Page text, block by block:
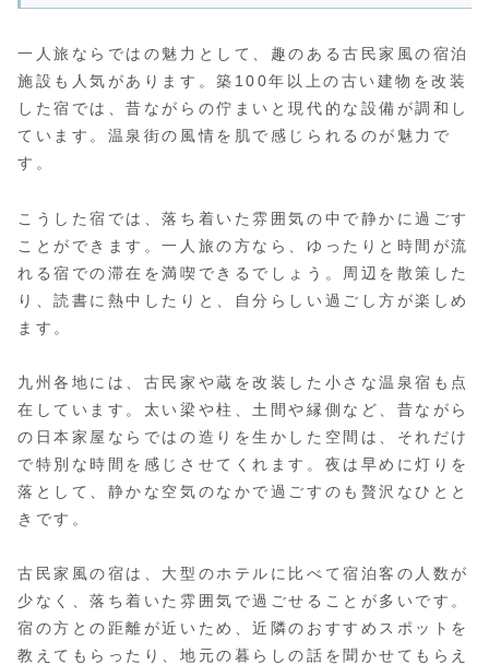
一人旅ならではの魅力として、趣のある古民家風の宿泊
施設も人気があります。築100年以上の古い建物を改装
した宿では、昔ながらの佇まいと現代的な設備が調和し
ています。温泉街の風情を肌で感じられるのが魅力で
す。
こうした宿では、落ち着いた雰囲気の中で静かに過ごす
ことができます。一人旅の方なら、ゆったりと時間が流
れる宿での滞在を満喫できるでしょう。周辺を散策した
り、読書に熱中したりと、自分らしい過ごし方が楽しめ
ます。
九州各地には、古民家や蔵を改装した小さな温泉宿も点
在しています。太い梁や柱、土間や縁側など、昔ながら
の日本家屋ならではの造りを生かした空間は、それだけ
で特別な時間を感じさせてくれます。夜は早めに灯りを
落として、静かな空気のなかで過ごすのも贅沢なひとと
きです。
古民家風の宿は、大型のホテルに比べて宿泊客の人数が
少なく、落ち着いた雰囲気で過ごせることが多いです。
宿の方との距離が近いため、近隣のおすすめスポットを
教えてもらったり、地元の暮らしの話を聞かせてもらえ